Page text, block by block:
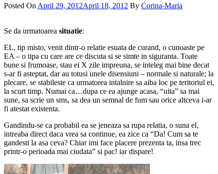
Posted On April 29, 2012April 18, 2012 By Corina-Maria
Se da urmatoarea situatie:
EL, tip misto, venit dintr-o relatie esuata de curand, o cunoaste pe
EA – o tipa cu care are ce discuta si se simte in siguranta. Toate
bune si frumoase, stau ei X zile impreuna, se inteleg mai bine decat
s-ar fi asteptat, dar au totusi unele disensiuni – normale si naturale; la
plecare, se stabileste ca urmatorea intalnire sa aiba loc pe teritoriul ei,
la scurt timp. Numai ca…dupa ce ea ajunge acasa, “uita” sa mai
sune, sa scrie un sms, sa dea un semnal de fum sau orice altceva i-ar
fi atestat existenta.
Gandindu-se ca probabil ea se jeneaza sa rupa relatia, o suna el,
intreaba direct daca vrea sa continue, ea zice ca “Da! Cum sa te
gandesti la asa ceva? Chiar imi face placere prezenta ta, insa trec
printr-o perioada mai ciudata” si pac! iar dispare!